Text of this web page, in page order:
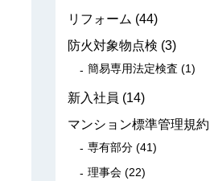
リフォーム (44)
防火対象物点検 (3)
簡易専用法定検査 (1)
新入社員 (14)
マンション標準管理規約
専有部分 (41)
理事会 (22)